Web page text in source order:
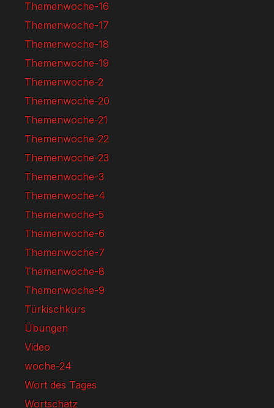
Themenwoche-16
Themenwoche-17
Themenwoche-18
Themenwoche-19
Themenwoche-2
Themenwoche-20
Themenwoche-21
Themenwoche-22
Themenwoche-23
Themenwoche-3
Themenwoche-4
Themenwoche-5
Themenwoche-6
Themenwoche-7
Themenwoche-8
Themenwoche-9
Türkischkurs
Übungen
Video
woche-24
Wort des Tages
Wortschatz